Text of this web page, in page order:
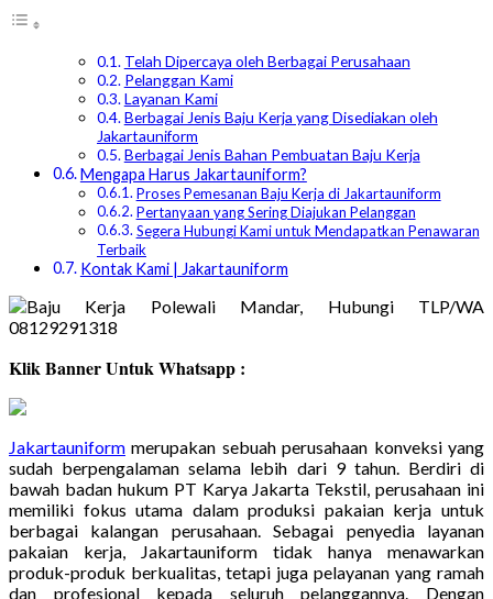
Telah Dipercaya oleh Berbagai Perusahaan
Pelanggan Kami
Layanan Kami
Berbagai Jenis Baju Kerja yang Disediakan oleh
Jakartauniform
Berbagai Jenis Bahan Pembuatan Baju Kerja
Mengapa Harus Jakartauniform?
Proses Pemesanan Baju Kerja di Jakartauniform
Pertanyaan yang Sering Diajukan Pelanggan
Segera Hubungi Kami untuk Mendapatkan Penawaran
Terbaik
Kontak Kami | Jakartauniform
Klik Banner Untuk Whatsapp :
Jakartauniform merupakan sebuah perusahaan konveksi yang
sudah berpengalaman selama lebih dari 9 tahun. Berdiri di
bawah badan hukum PT Karya Jakarta Tekstil, perusahaan ini
memiliki fokus utama dalam produksi pakaian kerja untuk
berbagai kalangan perusahaan. Sebagai penyedia layanan
pakaian kerja, Jakartauniform tidak hanya menawarkan
produk-produk berkualitas, tetapi juga pelayanan yang ramah
dan profesional kepada seluruh pelanggannya. Dengan